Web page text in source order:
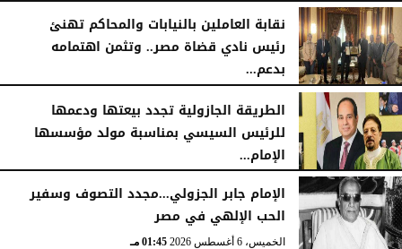
الجمعة، 7 أغسطس 2026
نقابة العاملين بالنيابات والمحاكم تهنئ
رئيس نادي قضاة مصر.. وتثمن اهتمامه
بدعم...
الخميس، 6 أغسطس 2026
الطريقة الجازولية تجدد بيعتها ودعمها
للرئيس السيسي بمناسبة مولد مؤسسها
الإمام...
الخميس، 6 أغسطس 2026
الإمام جابر الجزولي...مجدد التصوف وسفير
الحب الإلهي في مصر
الخميس، 6 أغسطس 2026 01:45 مـ